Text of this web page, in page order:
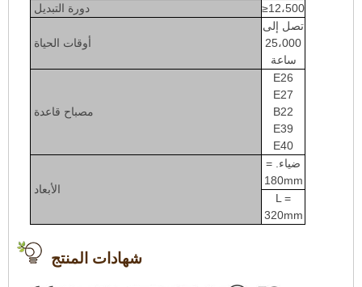
دورة التبديل
≥12،500
أوقات الحياة
تصل إلى
25،000
ساعة
مصباح قاعدة
E26
E27
B22
E39
E40
الأبعاد
ضياء. =
180mm
L =
320mm
شهادات المنتج